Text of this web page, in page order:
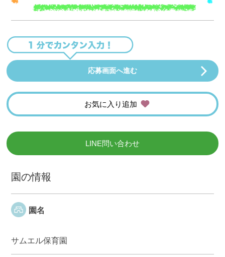
応募画面へ進む
お気に入り追加
LINE問い合わせ
園の情報
園名
サムエル保育園